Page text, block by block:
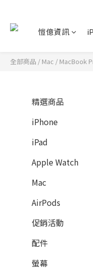
愷億資訊
全部商品 / Mac / MacBook
精選商品
iPhone
iPad
Apple Watch
Mac
AirPods
促銷活動
配件
螢幕